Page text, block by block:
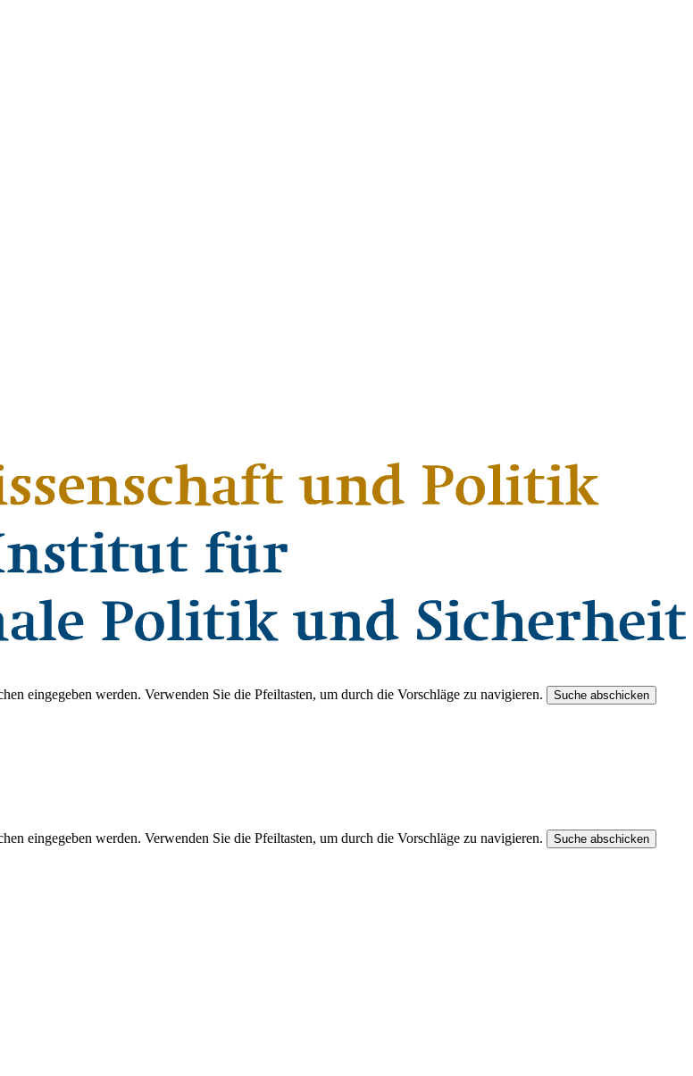
eingegeben werden. Verwenden Sie die Pfeiltasten, um durch die Vorschläge zu navigieren. Suche abschicken
eingegeben werden. Verwenden Sie die Pfeiltasten, um durch die Vorschläge zu navigieren. Suche abschicken